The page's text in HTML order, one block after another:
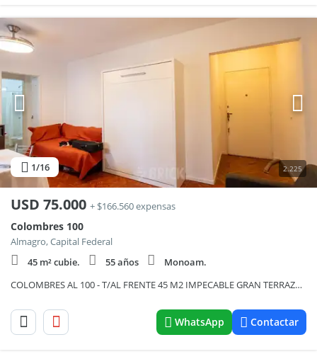
1/16 2.225
USD 75.000 + $166.560 expensas
Colombres 100
Almagro, Capital Federal
45 m² cubie.
55 años
Monoam.
COLOMBRES AL 100 - T/AL FRENTE 45 M2 IMPECABLE GRAN TERRAZA APTO PROFESIONAL
WhatsApp Contactar